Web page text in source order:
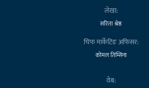
लेखा:
सरिता श्रेष्ठ
चिफ मार्केटिङ अफिसर:
कोमल तिम्सिना
वेब: